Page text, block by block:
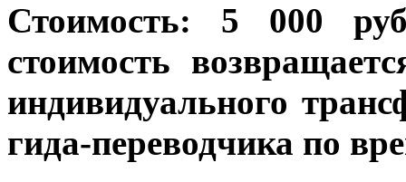
Стоимость: 5 000
стоимость
индивидуального
гида-переводчика по